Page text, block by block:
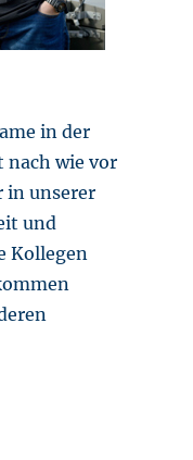
in der
wie vor
in unserer
und
Kollegen